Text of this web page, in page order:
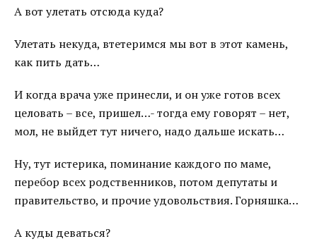
А вот улетать отсюда куда?
Улетать некуда, втетеримся мы вот в этот камень,
как пить дать…
И когда врача уже принесли, и он уже готов всех
целовать – все, пришел…- тогда ему говорят – нет,
мол, не выйдет тут ничего, надо дальше искать…
Ну, тут истерика, поминание каждого по маме,
перебор всех родственников, потом депутаты и
правительство, и прочие удовольствия. Горняшка…
А куды деваться?